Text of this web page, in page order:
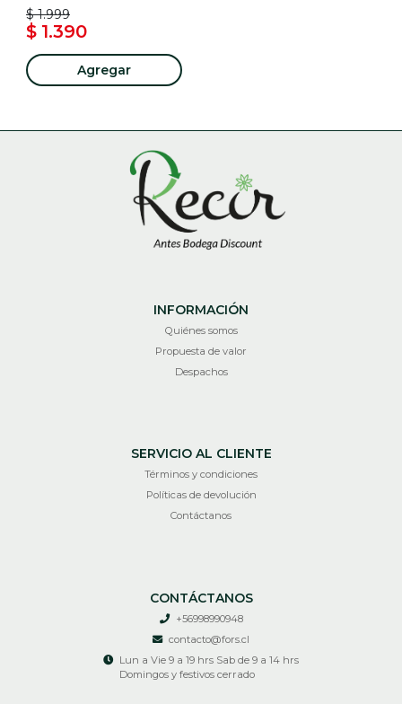
$ 1.999
$ 1.390
Agregar
INFORMACIÓN
Quiénes somos
Propuesta de valor
Despachos
SERVICIO AL CLIENTE
Términos y condiciones
Políticas de devolución
Contáctanos
CONTÁCTANOS
+56998990948
contacto@fors.cl
Lun a Vie 9 a 19 hrs Sab de 9 a 14 hrs
Domingos y festivos cerrado